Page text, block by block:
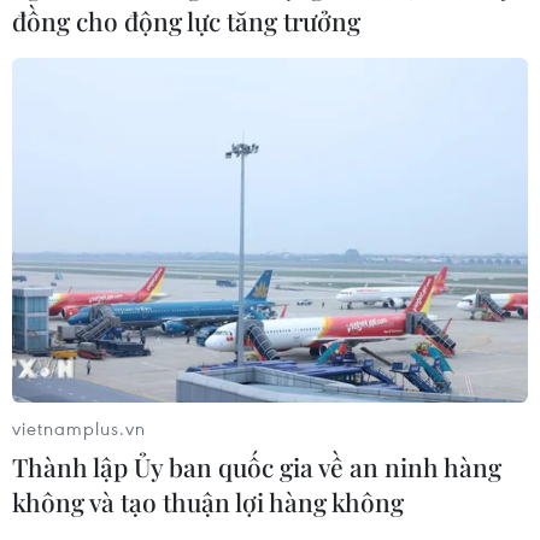
chính phủ mới của Moldova
phủ dân chủ hợp pháp ở Moldova trên cơ sở những
cam kết chung, trong đó ưu tiên các nội dung về cải
cách.
đồng cho động lực tăng trưởng
vietnamplus.vn
Thành lập Ủy ban quốc gia về an ninh hàng
không và tạo thuận lợi hàng không